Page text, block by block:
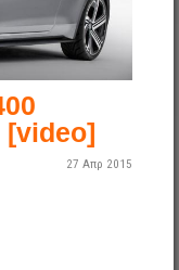
[video]
27 Απρ 2015